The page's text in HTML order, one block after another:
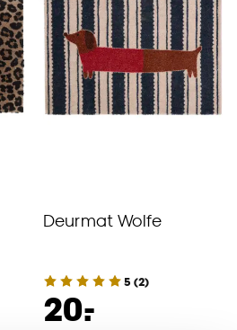
Deurmat Wolfe
5 (2)
20.
-